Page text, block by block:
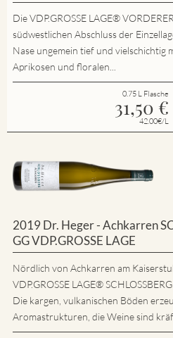
Die VDP.GROSSE LAGE®
südwestlichen Abschluss der
Nase ungemein tief und
Aprikosen und floralen...
0.75 L Flasche
31,50 €
42.00€/L
2019 Dr. Heger - Achkarren
GG VDP.GROSSE LAGE
Nördlich von Achkarren am
VDP.GROSSE LAGE®
Die kargen, vulkanischen Böden
Aromastrukturen, die Weine sind